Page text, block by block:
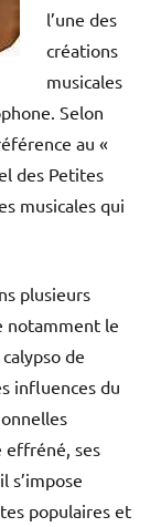
l’une des
créations
musicales
Selon
au «
des Petites
musicales qui
plusieurs
notamment le
de
influences du
effréné, ses
s’impose
populaires et